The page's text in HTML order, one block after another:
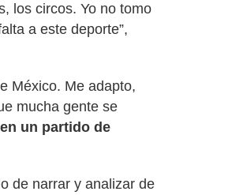
los circos. Yo no tomo
a este deporte”,
México. Me adapto,
mucha gente se
un partido de
de narrar y analizar de